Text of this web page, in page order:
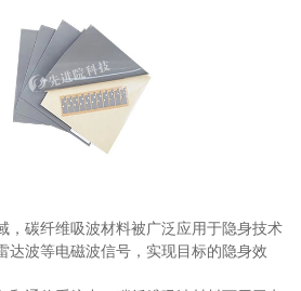
，碳纤维吸波材料被广泛应用于隐身技术
达波等电磁波信号，实现目标的隐身效